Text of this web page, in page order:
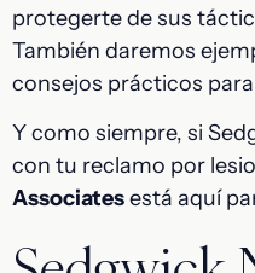
protegerte de sus
También daremos
consejos prácticos
Y como siempre, si
con tu reclamo por
Associatesestá aquí